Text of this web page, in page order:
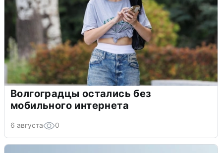
Волгоградцы остались без
мобильного интернета
6 августа 0